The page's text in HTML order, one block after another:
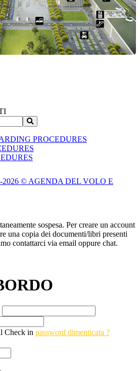
PROCEDURES
2026 © AGENDA DEL VOLO E
sospesa. Per creare un account
una copia dei documenti/libri presenti
contattarci via email oppure chat.
Check in password dimenticata ?